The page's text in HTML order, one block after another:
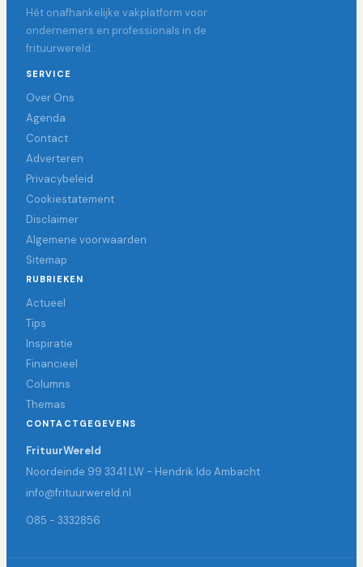
Hét onafhankelijke vakplatform voor
ondernemers en professionals in de
frituurwereld.
SERVICE
Over Ons
Agenda
Contact
Adverteren
Privacybeleid
Cookiestatement
Disclaimer
Algemene voorwaarden
Sitemap
RUBRIEKEN
Actueel
Tips
Inspiratie
Financieel
Columns
Themas
CONTACTGEGEVENS
FrituurWereld
Noordeinde 99 3341 LW - Hendrik Ido Ambacht
info@frituurwereld.nl
085 - 3332856